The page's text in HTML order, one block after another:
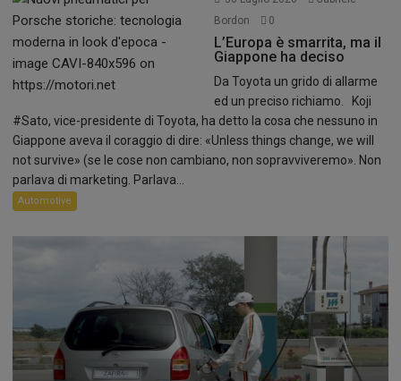
Bordon
0
L’Europa è smarrita, ma il
Giappone ha deciso
Da Toyota un grido di allarme
ed un preciso richiamo. Koji
#Sato, vice-presidente di Toyota, ha detto la cosa che nessuno in
Giappone aveva il coraggio di dire: «Unless things change, we will
not survive» (se le cose non cambiano, non sopravviveremo». Non
parlava di marketing. Parlava...
Automotive